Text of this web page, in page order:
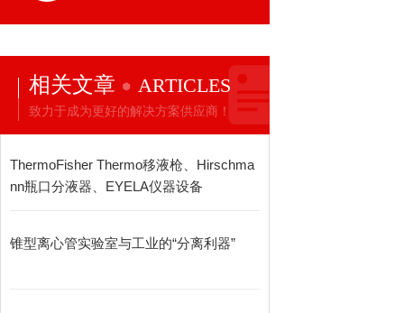
相关文章 ARTICLES
致力于成为更好的解决方案供应商！
ThermoFisher Thermo移液枪、Hirschma
nn瓶口分液器、EYELA仪器设备
锥型离心管实验室与工业的“分离利器”